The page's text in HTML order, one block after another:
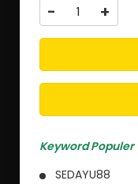
- +
Keyword Populer
SEDAYU88